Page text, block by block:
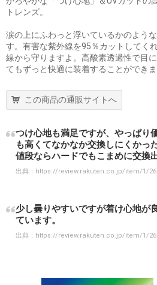
トレンズ。
涙の上にふわっと浮いているかのよう
す。有害な紫外線を95％カットしてく
線から守りますよ。高酸素透過性で目
てもずっと快適に装着することができま
この商品の通販サイトへ
つけ心地も満足ですが、やっぱり
も高くてなかなか交換しにくかっ
値段ならハードでもこまめに交換
出典： https://review.rakuten.co.jp/item/1/
少し曇りやすいですが着け心地が
ています。
出典： https://review.rakuten.co.jp/item/1/